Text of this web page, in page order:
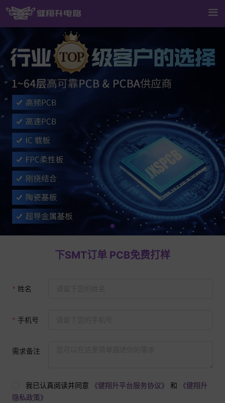
下SMT订单 PCB免费打样
姓名
手机号
需求备注
我已认真阅读并同意 《健翔升平台服务协议》 和
《健翔升
隐私政策》